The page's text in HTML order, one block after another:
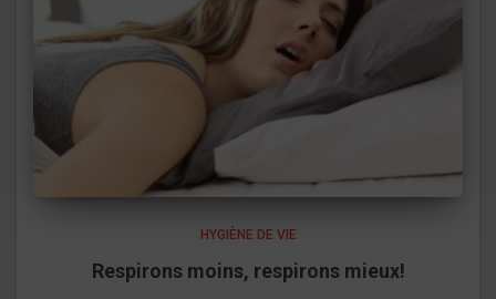
HYGIÈNE DE VIE
Respirons moins, respirons mieux!